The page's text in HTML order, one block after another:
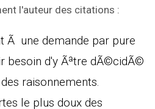
l'auteur des citations :
Ã une demande par pure
besoin d'y Ãªtre dÃ©cidÃ©
raisonnements.
le plus doux des